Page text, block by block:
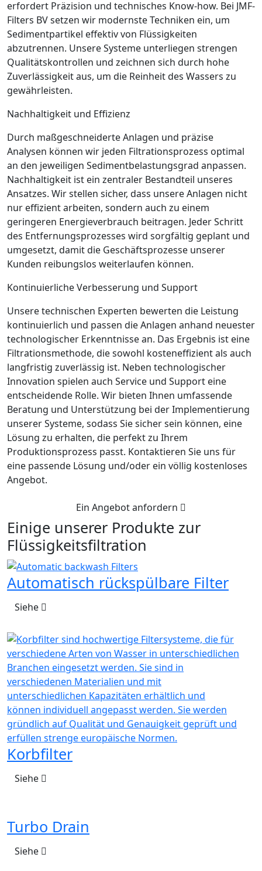
erfordert Präzision und technisches Know-how. Bei JMF-
Filters BV setzen wir modernste Techniken ein, um
Sedimentpartikel effektiv von Flüssigkeiten
abzutrennen. Unsere Systeme unterliegen strengen
Qualitätskontrollen und zeichnen sich durch hohe
Zuverlässigkeit aus, um die Reinheit des Wassers zu
gewährleisten.
Nachhaltigkeit und Effizienz
Durch maßgeschneiderte Anlagen und präzise
Analysen können wir jeden Filtrationsprozess optimal
an den jeweiligen Sedimentbelastungsgrad anpassen.
Nachhaltigkeit ist ein zentraler Bestandteil unseres
Ansatzes. Wir stellen sicher, dass unsere Anlagen nicht
nur effizient arbeiten, sondern auch zu einem
geringeren Energieverbrauch beitragen. Jeder Schritt
des Entfernungsprozesses wird sorgfältig geplant und
umgesetzt, damit die Geschäftsprozesse unserer
Kunden reibungslos weiterlaufen können.
Kontinuierliche Verbesserung und Support
Unsere technischen Experten bewerten die Leistung
kontinuierlich und passen die Anlagen anhand neuester
technologischer Erkenntnisse an. Das Ergebnis ist eine
Filtrationsmethode, die sowohl kosteneffizient als auch
langfristig zuverlässig ist. Neben technologischer
Innovation spielen auch Service und Support eine
entscheidende Rolle. Wir bieten Ihnen umfassende
Beratung und Unterstützung bei der Implementierung
unserer Systeme, sodass Sie sicher sein können, eine
Lösung zu erhalten, die perfekt zu Ihrem
Produktionsprozess passt. Kontaktieren Sie uns für
eine passende Lösung und/oder ein völlig kostenloses
Angebot.
Ein Angebot anfordern
Einige unserer Produkte zur
Flüssigkeitsfiltration
Automatisch rückspülbare Filter
Siehe
Korbfilter
Siehe
Turbo Drain
Siehe